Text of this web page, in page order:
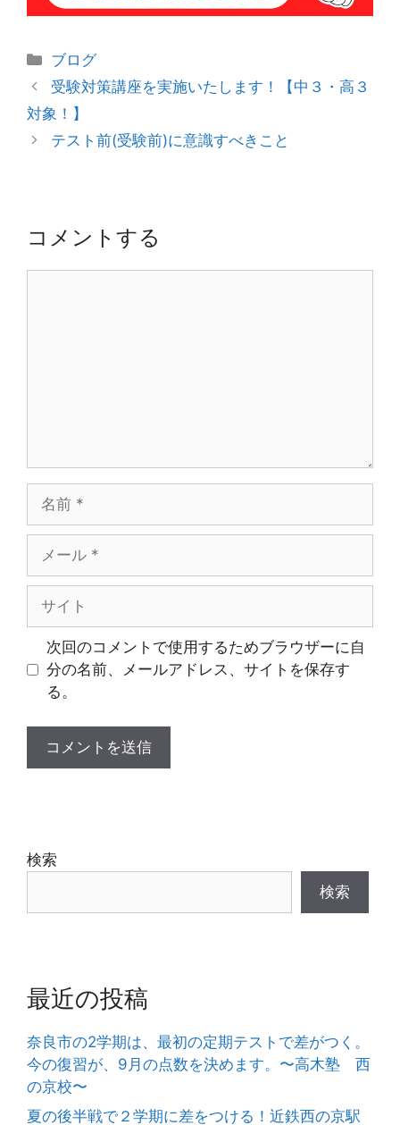
カ
テ
リ
ー
ブログ
投
稿
ョ
受験対策講座を実施いたします！【中３・高３
対象！】
テスト前(受験前)に意識すべきこと
コメントする
ル
次回のコメントで使用するためブラウザーに自
分の名前、メールアドレス、サイトを保存す
る。
検索
検索
最近の投稿
奈良市の2学期は、最初の定期テストで差がつく。
今の復習が、9月の点数を決めます。〜高木塾 西
の京校〜
夏の後半戦で２学期に差をつける！近鉄西の京駅